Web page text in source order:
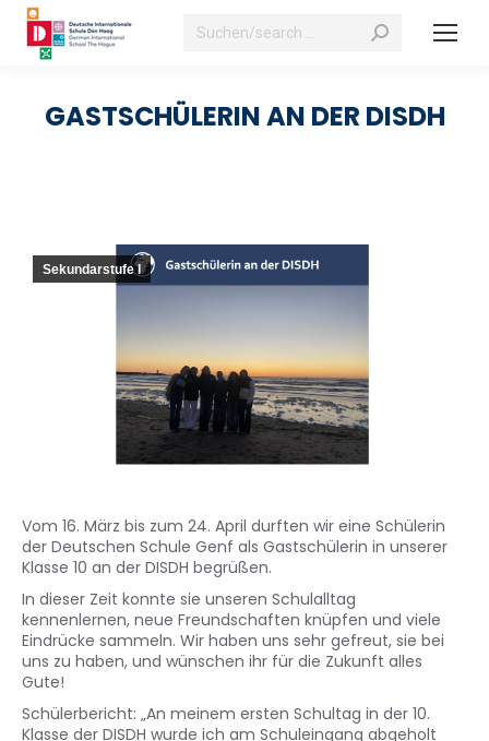
Suchen:
GASTSCHÜLERIN AN DER DISDH
Sekundarstufe I
Vom 16. März bis zum 24. April durften wir eine Schülerin
der Deutschen Schule Genf als Gastschülerin in unserer
Klasse 10 an der DISDH begrüßen.
In dieser Zeit konnte sie unseren Schulalltag
kennenlernen, neue Freundschaften knüpfen und viele
Eindrücke sammeln. Wir haben uns sehr gefreut, sie bei
uns zu haben, und wünschen ihr für die Zukunft alles
Gute!
Schülerbericht: „An meinem ersten Schultag in der 10.
Klasse der DISDH wurde ich am Schuleingang abgeholt